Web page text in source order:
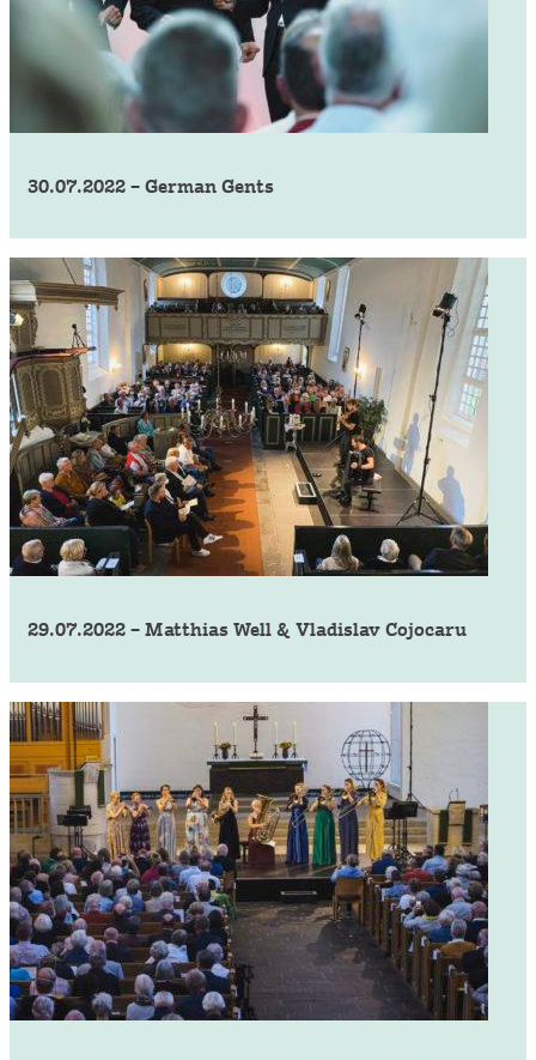
30.07.2022 – German Gents
29.07.2022 – Matthias Well & Vladislav Cojocaru